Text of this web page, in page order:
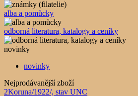
alba a pomůcky
odborná literatura, katalogy a ceníky
novinky
novinky
Nejprodávanější zboží
2Koruna/1922/, stav UNC